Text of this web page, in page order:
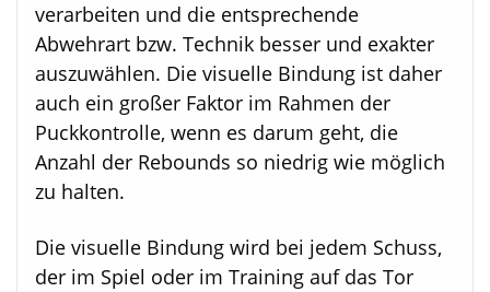
verarbeiten und die entsprechende
Abwehrart bzw. Technik besser und exakter
auszuwählen. Die visuelle Bindung ist daher
auch ein großer Faktor im Rahmen der
Puckkontrolle, wenn es darum geht, die
Anzahl der Rebounds so niedrig wie möglich
zu halten.
Die visuelle Bindung wird bei jedem Schuss,
der im Spiel oder im Training auf das Tor